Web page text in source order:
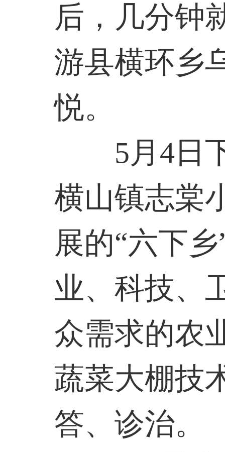
后，几分钟
游县横环乡
悦。
5月4日下
横山镇志棠
展的“六下
业、科技、
众需求的农
蔬菜大棚技
答、诊治。